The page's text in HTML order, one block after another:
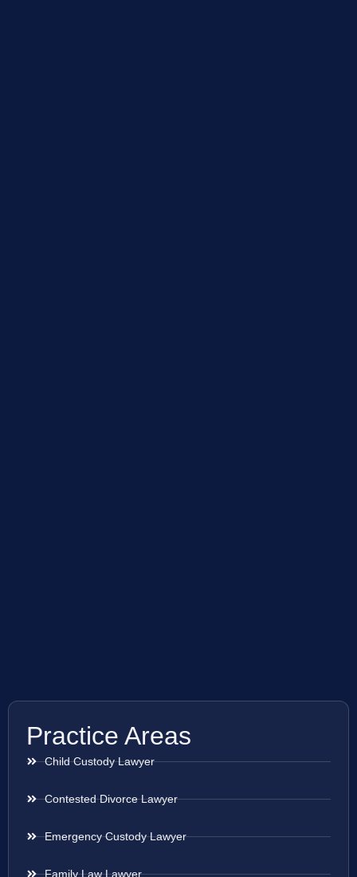
Practice Areas
Child Custody Lawyer
Contested Divorce Lawyer
Emergency Custody Lawyer
Family Law Lawyer